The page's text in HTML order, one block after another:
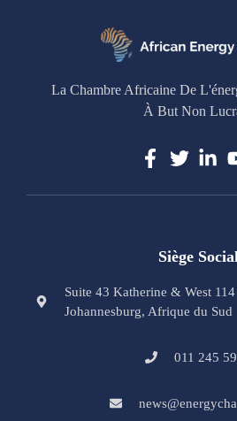
La Chambre Africaine De
À But Non
Siège Social
Suite 43 Katherine & West 114
Johannesburg, Afrique du Sud
011 245